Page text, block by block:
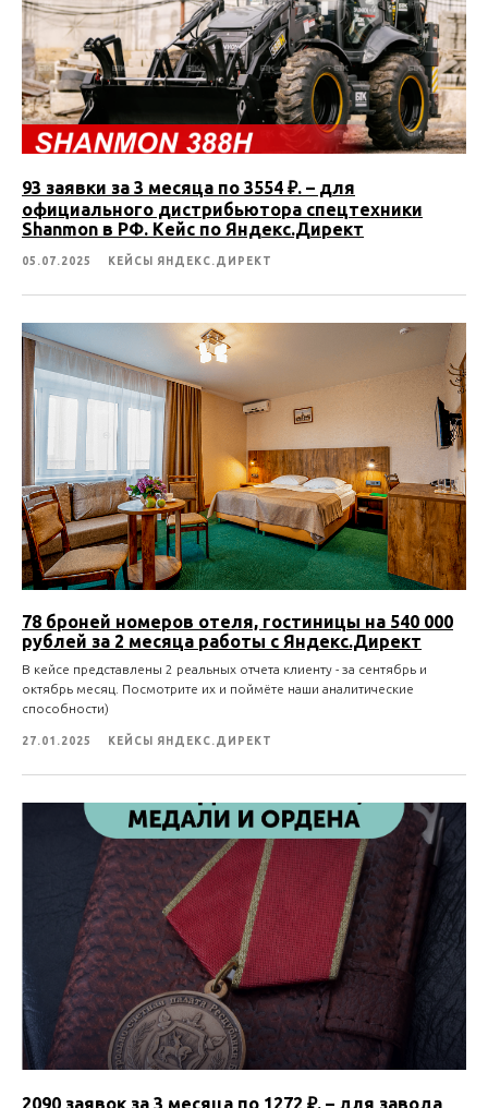
93 заявки за 3 месяца по 3554 ₽. – для
официального дистрибьютора спецтехники
Shanmon в РФ. Кейс по Яндекс.Директ
05.07.2025 КЕЙСЫ ЯНДЕКС.ДИРЕКТ
78 броней номеров отеля, гостиницы на 540 000
рублей за 2 месяца работы с Яндекс.Директ
В кейсе представлены 2 реальных отчета клиенту - за сентябрь и
октябрь месяц. Посмотрите их и поймёте наши аналитические
способности)
27.01.2025 КЕЙСЫ ЯНДЕКС.ДИРЕКТ
2090 заявок за 3 месяца по 1272 ₽. – для завода